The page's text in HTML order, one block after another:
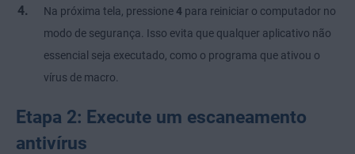
Na próxima tela, pressione4 para reiniciar o computador no
modo de segurança. Isso evita que qualquer aplicativo não
essencial seja executado, como o programa que ativou o
vírus de macro.
Etapa 2: Execute um escaneamento
antivírus